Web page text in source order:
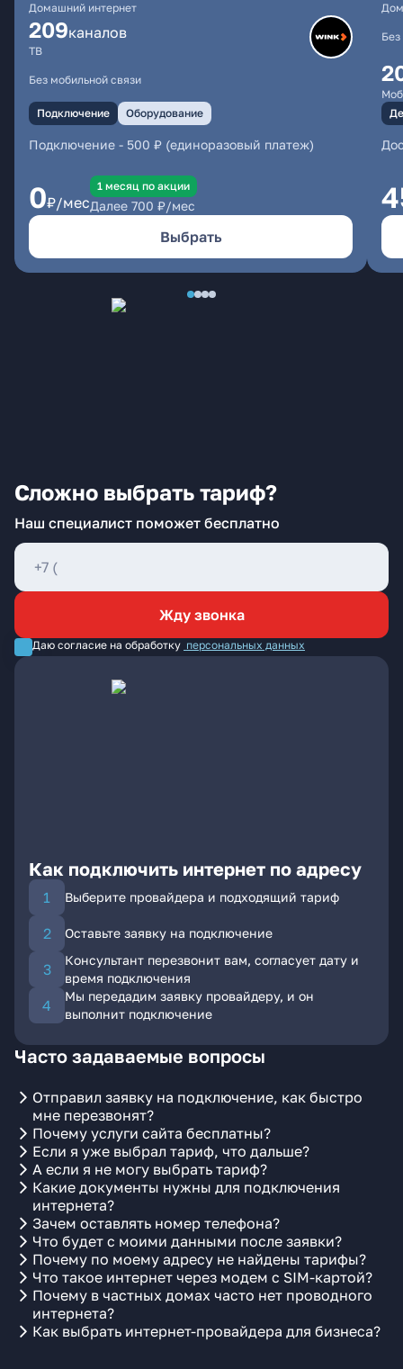
Домашний интернет
209каналов
ТВ
Без мобильной связи
Подключение Оборудование
Подключение - 500 ₽ (единоразовый платеж)
0₽/мес
1 месяц по акции
Далее 700 ₽/мес
Выбрать
Сложно выбрать тариф?
Наш специалист поможет бесплатно
Жду звонка
Даю согласие на обработку персональных данных
Как подключить интернет по адресу
Выберите провайдера и подходящий тариф
Оставьте заявку на подключение
Консультант перезвонит вам, согласует дату и
время подключения
Мы передадим заявку провайдеру, и он
выполнит подключение
Часто задаваемые вопросы
Отправил заявку на подключение, как быстро
мне перезвонят?
Почему услуги сайта бесплатны?
Если я уже выбрал тариф, что дальше?
А если я не могу выбрать тариф?
Какие документы нужны для подключения
интернета?
Зачем оставлять номер телефона?
Что будет с моими данными после заявки?
Почему по моему адресу не найдены тарифы?
Что такое интернет через модем с SIM-картой?
Почему в частных домах часто нет проводного
интернета?
Как выбрать интернет-провайдера для бизнеса?